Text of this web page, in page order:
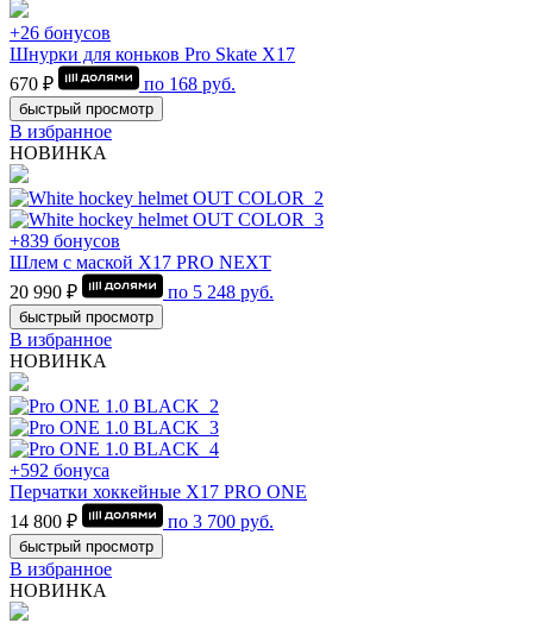
+26 бонусов
Шнурки для коньков Pro Skate Х17
670 ₽
по 168 руб.
быстрый просмотр
В избранное
НОВИНКА
+839 бонусов
Шлем с маской Х17 PRO NEXT
20 990 ₽
по 5 248 руб.
быстрый просмотр
В избранное
НОВИНКА
+592 бонуса
Перчатки хоккейные Х17 PRO ONE
14 800 ₽
по 3 700 руб.
быстрый просмотр
В избранное
НОВИНКА